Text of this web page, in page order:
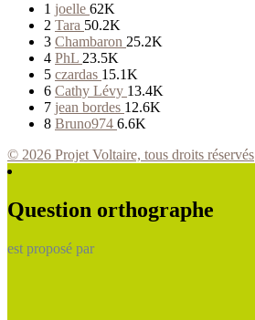
1 joelle 62K
2 Tara 50.2K
3 Chambaron 25.2K
4 PhL 23.5K
5 czardas 15.1K
6 Cathy Lévy 13.4K
7 jean bordes 12.6K
8 Bruno974 6.6K
© 2026 Projet Voltaire, tous droits réservés
Question orthographe
est proposé par